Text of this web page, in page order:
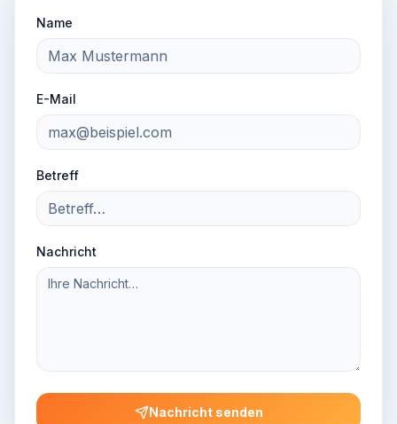
Name
E-Mail
Betreff
Nachricht
Nachricht senden